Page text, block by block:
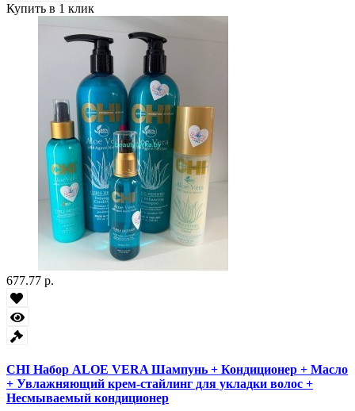
Купить в 1 клик
677.77 р.
CHI Набор ALOE VERA Шампунь + Кондиционер + Масло
+ Увлажняющий крем-стайлинг для укладки волос +
Несмываемый кондиционер